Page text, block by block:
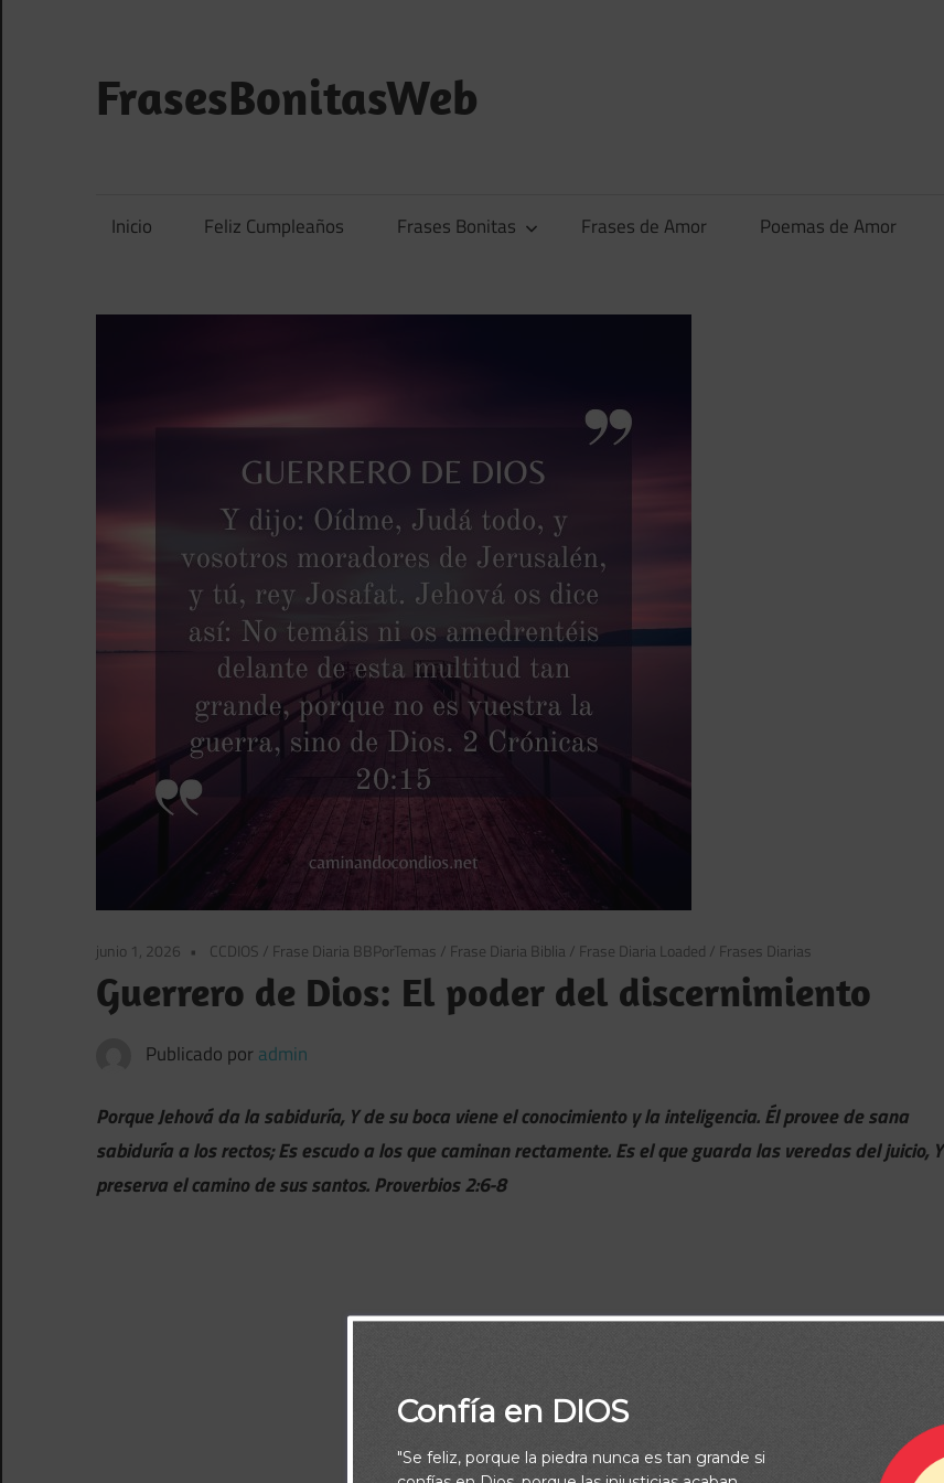
contenido
FrasesBonitasWeb
y
Inicio Feliz Cumpleaños Frases Bonitas Frases de Amor Poemas de Amor
junio 1, 2026 CCDIOS / Frase Diaria BBPorTemas / Frase Diaria Biblia / Frase Diaria Loaded / Frases Diarias
Guerrero de Dios: El poder del discernimiento
Publicado por admin
Porque Jehová da la sabiduría, Y de su boca viene el conocimiento y la inteligencia. Él provee de sana
sabiduría a los rectos; Es escudo a los que caminan rectamente. Es el que guarda las veredas del juicio, Y
preserva el camino de sus santos. Proverbios 2:6-8
Confía en DIOS
"Se feliz, porque la piedra nunca es tan grande si